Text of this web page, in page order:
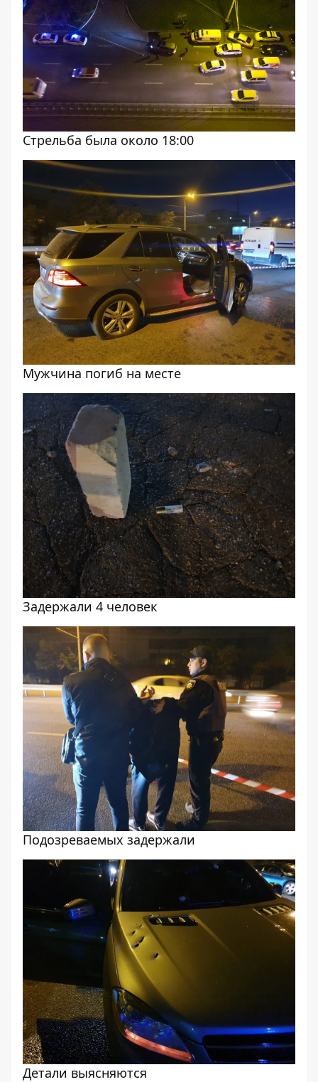
Стрельба была около 18:00
Мужчина погиб на месте
Задержали 4 человек
Подозреваемых задержали
Детали выясняются